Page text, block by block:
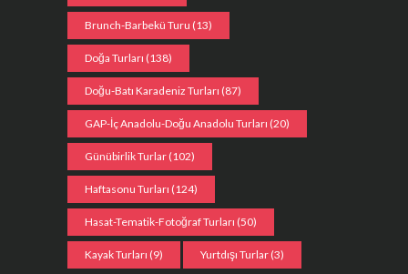
Brunch-Barbekü Turu (13)
Doğa Turları (138)
Doğu-Batı Karadeniz Turları (87)
GAP-İç Anadolu-Doğu Anadolu Turları (20)
Günübirlik Turlar (102)
Haftasonu Turları (124)
Hasat-Tematik-Fotoğraf Turları (50)
Kayak Turları (9) Yurtdışı Turlar (3)